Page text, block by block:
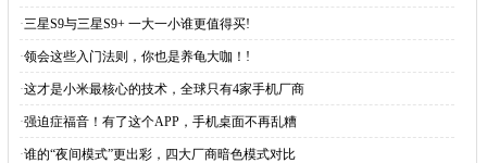
·三星S9与三星S9+ 一大一小谁更值得买!
·领会这些入门法则，你也是养龟大咖！!
·这才是小米最核心的技术，全球只有4家手机厂商
·强迫症福音！有了这个APP，手机桌面不再乱糟
·谁的“夜间模式”更出彩，四大厂商暗色模式对比